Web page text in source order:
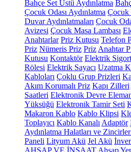
Bahçe Set Üstü Aydınlatma
Çocuk Odası Aydınlatma Çocuk
Duvar Aydınlatmaları Çocuk
Avizesi Çocuk Masa Lambası
Anahtarlar Priz Kutusu Telefon
Priz Nümeris Priz Priz Anahtar
Kutusu Kontaktör Elektrik
Rölesi Elektrik Sayacı Uzatma
Kabloları Çoklu Grup Prizleri
Akım Korumalı Priz Kapı Zilleri
Saatleri Elektronik Devre
Yüksüğü Elektronik Tamir Seti
Makaron Kablo Kablo Klipsi
Toplayıcı Kablo Kanalı Adaptör
Aydınlatma Halatları ve
Paneli Lityum Akü Jel Akü
AHŞAP VE İNŞAAT Ahşap